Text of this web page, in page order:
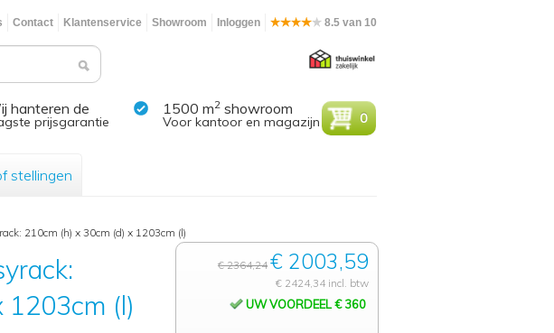
Contact Klantenservice Showroom Inloggen 8.5 van 10
hanteren de
prijsgarantie
1500 m2 showroom
Voor kantoor en magazijn 0
stellingen
210cm (h) x 30cm (d) x 1203cm (l)
1203cm (l)
€ 2364,24 € 2003,59
€ 2424,34 incl. btw
UW VOORDEEL € 360